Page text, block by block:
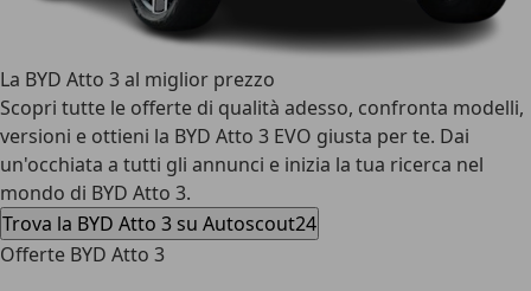
La BYD Atto 3 al miglior prezzo
Scopri tutte le offerte di qualità adesso, confronta modelli,
versioni e ottieni la BYD Atto 3 EVO giusta per te. Dai
un'occhiata a tutti gli annunci e inizia la tua ricerca nel
mondo di BYD Atto 3.
Trova la BYD Atto 3 su Autoscout24
Offerte BYD Atto 3